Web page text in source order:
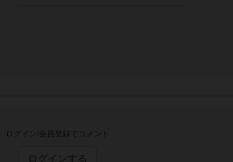
ログイン/会員登録でコメント
ログインする